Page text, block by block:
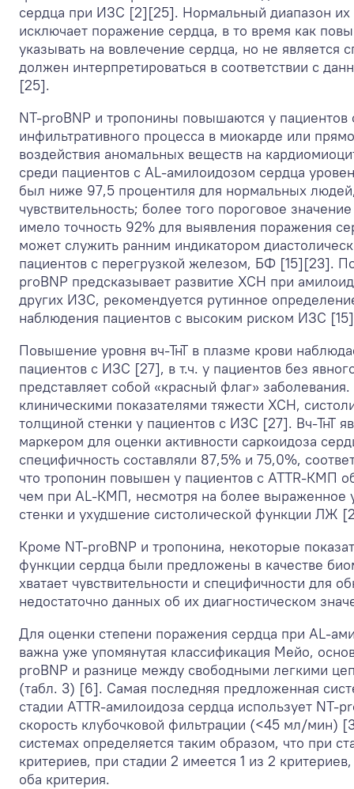
сердца при ИЗС [2][25]. Нормальный диапазон их
исключает поражение сердца, в то время как
указывать на вовлечение сердца, но не
должен интерпретироваться в соответствии с
[25].
NT-proBNP и тропонины повышаются у пациентов
инфильтративного процесса в миокарде или
воздействия аномальных веществ на
среди пациентов с AL-амилоидозом сердца
был ниже 97,5 процентиля для нормальных
чувствительность; более того пороговое
имело точность 92% для выявления поражения
может служить ранним индикатором
пациентов с перегрузкой железом, БФ [15][23].
proBNP предсказывает развитие ХСН при
других ИЗС, рекомендуется рутинное
наблюдения пациентов с высоким риском ИЗС
Повышение уровня вч-ТнТ в плазме крови
пациентов с ИЗС [27], в т.ч. у пациентов без
представляет собой «красный флаг» заболевания.
клиническими показателями тяжести ХСН,
толщиной стенки у пациентов с ИЗС [27]. Вч-ТнТ
маркером для оценки активности саркоидоза
специфичность составляли 87,5% и 75,0%,
что тропонин повышен у пациентов с ATTR-КМП
чем при AL-КМП, несмотря на более выраженное
стенки и ухудшение систолической функции ЛЖ
Кроме NT-proBNP и тропонина, некоторые
функции сердца были предложены в качестве
хватает чувствительности и специфичности для
недостаточно данных об их диагностическом
Для оценки степени поражения сердца при AL-
важна уже упомянутая классификация Мейо,
proBNP и разнице между свободными легкими
(табл. 3) [6]. Самая последняя предложенная
стадии ATTR-амилоидоза сердца использует
скорость клубочковой фильтрации (<45 мл/мин)
системах определяется таким образом, что при
критериев, при стадии 2 имеется 1 из 2
оба критерия.